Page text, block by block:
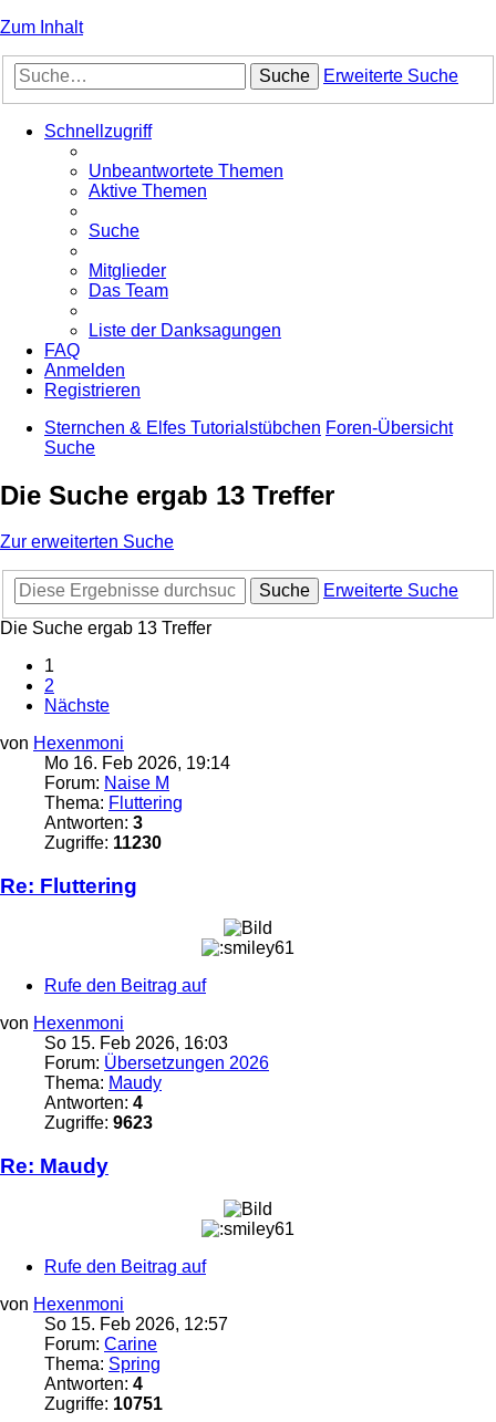
Zum Inhalt
Suche Erweiterte Suche
Schnellzugriff
Unbeantwortete Themen
Aktive Themen
Suche
Mitglieder
Das Team
Liste der Danksagungen
FAQ
Anmelden
Registrieren
Sternchen & Elfes Tutorialstübchen Foren-Übersicht
Suche
Die Suche ergab 13 Treffer
Zur erweiterten Suche
Suche
Erweiterte Suche
Die Suche ergab 13 Treffer
1
2
Nächste
von Hexenmoni
Mo 16. Feb 2026, 19:14
Forum: Naise M
Thema: Fluttering
Antworten: 3
Zugriffe: 11230
Re: Fluttering
Rufe den Beitrag auf
von Hexenmoni
So 15. Feb 2026, 16:03
Forum: Übersetzungen 2026
Thema: Maudy
Antworten: 4
Zugriffe: 9623
Re: Maudy
Rufe den Beitrag auf
von Hexenmoni
So 15. Feb 2026, 12:57
Forum: Carine
Thema: Spring
Antworten: 4
Zugriffe: 10751